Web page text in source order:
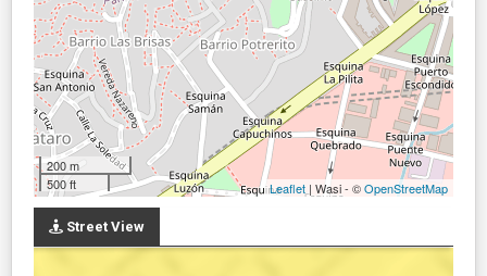
200 m
500 ft
Leaflet | Wasi - ©OpenStreetMap
Street View